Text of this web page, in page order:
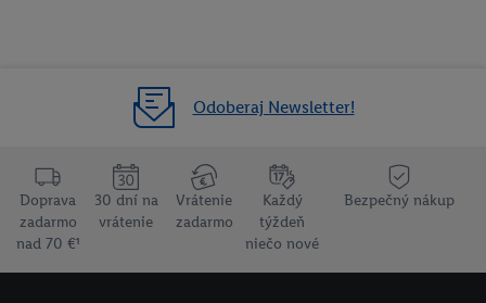
Odoberaj Newsletter!
Doprava
zadarmo
nad 70 €¹
30 dní na
vrátenie
Vrátenie
zadarmo
Každý
týždeň
niečo nové
Bezpečný nákup